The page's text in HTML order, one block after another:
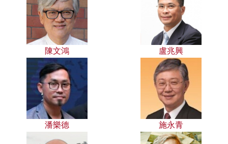
陳文鴻 盧兆興
潘樂德 施永青